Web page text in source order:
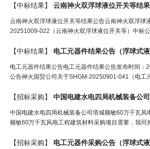
【中标结果】 云南神火双浮球液位开关等结
云南神火双浮球液位开关等结果公告云南神火双浮
20251009-022（云南神火双浮球液位开关等）中标
【中标结果】 电工元器件结果公告（浮球式
电工元器件结果公告电工元器件结果公告发布时间
公告神火国贸公司关于SHGM-20250901-041（电工
【招标采购】 中国电建水电四局机械装备公
中国电建水电四局机械装备公司塔城额敏60万千瓦
额敏60万千瓦风电工程建筑材料采购项目需要，我
【招标采购】 电工元器件采购公告（浮球式